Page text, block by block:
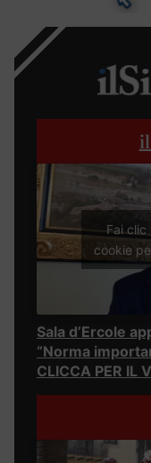
Fai
cookie
Sala d’Ercole
“Norma
CLICCA PER IL